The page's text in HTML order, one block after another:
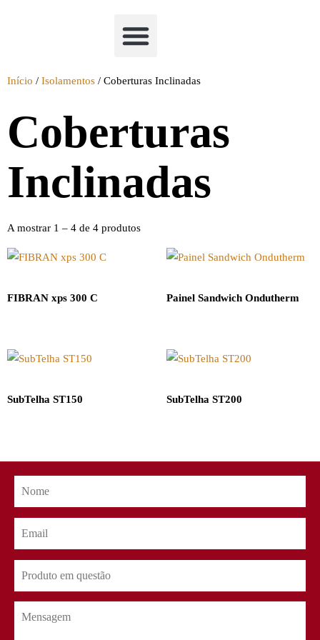
Início / Isolamentos / Coberturas Inclinadas
Coberturas
Inclinadas
A mostrar 1 – 4 de 4 produtos
FIBRAN xps 300 C Painel Sandwich Ondutherm
SubTelha ST150 SubTelha ST200